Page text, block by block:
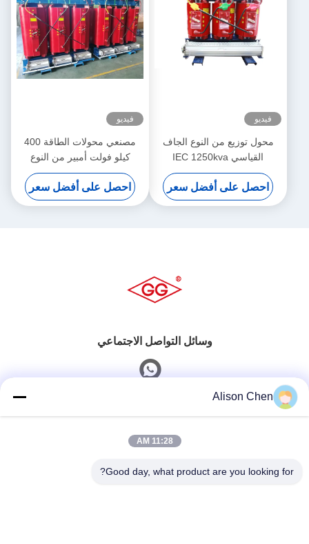
فيديو
محول توزيع من النوع الجاف
القياسي IEC 1250kva
SC(B)14-NX2 مستوى كفاءة
الطاقة 2
احصل على أفضل سعر
فيديو
مصنعي محولات الطاقة 400
كيلو فولت أمبير من النوع
الجاف SC(B)12-NX3 مستوى
كفاءة الطاقة 3
احصل على أفضل سعر
وسائل التواصل الاجتماعي
0086-20-82505003
Alison Chen
11:28 AM
Good day, what product are you looking for?